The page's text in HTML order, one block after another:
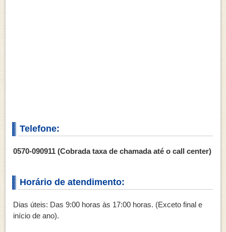
Telefone:
0570-090911 (Cobrada taxa de chamada até o call center)
Horário de atendimento:
Dias úteis: Das 9:00 horas às 17:00 horas. (Exceto final e
início de ano).